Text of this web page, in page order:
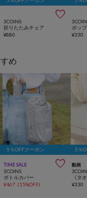

3COINS
折りたたみチェア
¥880 ¥330
め
5％OFFクーポン
TIME SALE 
3COINS
ボトルカバー
¥467 (15%OFF)
5％
動画
¥330